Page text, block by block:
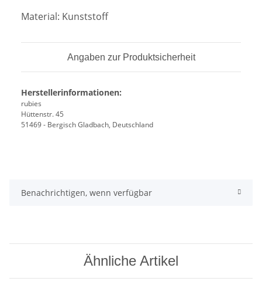
Material: Kunststoff
Angaben zur Produktsicherheit
Herstellerinformationen:
rubies
Hüttenstr. 45
51469 - Bergisch Gladbach, Deutschland
Benachrichtigen, wenn verfügbar
Ähnliche Artikel